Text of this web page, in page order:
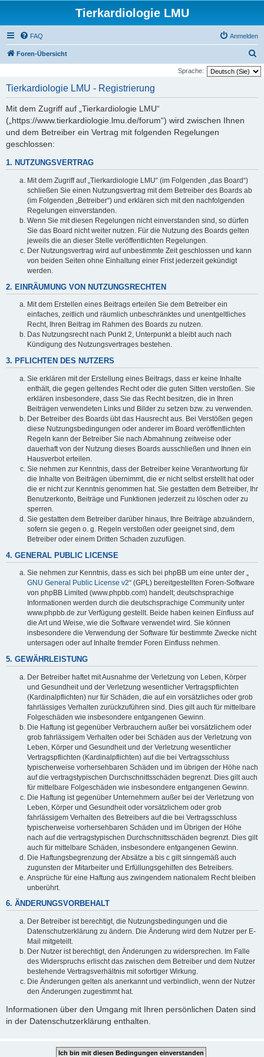
Tierkardiologie LMU
FAQ Anmelden
Foren-Übersicht
u
Sprache:
Tierkardiologie LMU - Registrierung
Mit dem Zugriff auf „Tierkardiologie LMU“
(„https://www.tierkardiologie.lmu.de/forum“) wird zwischen Ihnen
und dem Betreiber ein Vertrag mit folgenden Regelungen
geschlossen:
1. NUTZUNGSVERTRAG
Mit dem Zugriff auf „Tierkardiologie LMU“ (im Folgenden „das Board“)
schließen Sie einen Nutzungsvertrag mit dem Betreiber des Boards ab
(im Folgenden „Betreiber“) und erklären sich mit den nachfolgenden
Regelungen einverstanden.
Wenn Sie mit diesen Regelungen nicht einverstanden sind, so dürfen
Sie das Board nicht weiter nutzen. Für die Nutzung des Boards gelten
jeweils die an dieser Stelle veröffentlichten Regelungen.
Der Nutzungsvertrag wird auf unbestimmte Zeit geschlossen und kann
von beiden Seiten ohne Einhaltung einer Frist jederzeit gekündigt
werden.
2. EINRÄUMUNG VON NUTZUNGSRECHTEN
Mit dem Erstellen eines Beitrags erteilen Sie dem Betreiber ein
einfaches, zeitlich und räumlich unbeschränktes und unentgeltliches
Recht, Ihren Beitrag im Rahmen des Boards zu nutzen.
Das Nutzungsrecht nach Punkt 2, Unterpunkt a bleibt auch nach
Kündigung des Nutzungsvertrages bestehen.
3. PFLICHTEN DES NUTZERS
Sie erklären mit der Erstellung eines Beitrags, dass er keine Inhalte
enthält, die gegen geltendes Recht oder die guten Sitten verstoßen. Sie
erklären insbesondere, dass Sie das Recht besitzen, die in Ihren
Beiträgen verwendeten Links und Bilder zu setzen bzw. zu verwenden.
Der Betreiber des Boards übt das Hausrecht aus. Bei Verstößen gegen
diese Nutzungsbedingungen oder anderer im Board veröffentlichten
Regeln kann der Betreiber Sie nach Abmahnung zeitweise oder
dauerhaft von der Nutzung dieses Boards ausschließen und Ihnen ein
Hausverbot erteilen.
Sie nehmen zur Kenntnis, dass der Betreiber keine Verantwortung für
die Inhalte von Beiträgen übernimmt, die er nicht selbst erstellt hat oder
die er nicht zur Kenntnis genommen hat. Sie gestatten dem Betreiber, Ihr
Benutzerkonto, Beiträge und Funktionen jederzeit zu löschen oder zu
sperren.
Sie gestatten dem Betreiber darüber hinaus, Ihre Beiträge abzuändern,
sofern sie gegen o. g. Regeln verstoßen oder geeignet sind, dem
Betreiber oder einem Dritten Schaden zuzufügen.
4. GENERAL PUBLIC LICENSE
Sie nehmen zur Kenntnis, dass es sich bei phpBB um eine unter der „
GNU General Public License v2“ (GPL) bereitgestellten Foren-Software
von phpBB Limited (www.phpbb.com) handelt; deutschsprachige
Informationen werden durch die deutschsprachige Community unter
www.phpbb.de zur Verfügung gestellt. Beide haben keinen Einfluss auf
die Art und Weise, wie die Software verwendet wird. Sie können
insbesondere die Verwendung der Software für bestimmte Zwecke nicht
untersagen oder auf Inhalte fremder Foren Einfluss nehmen.
5. GEWÄHRLEISTUNG
Der Betreiber haftet mit Ausnahme der Verletzung von Leben, Körper
und Gesundheit und der Verletzung wesentlicher Vertragspflichten
(Kardinalpflichten) nur für Schäden, die auf ein vorsätzliches oder grob
fahrlässiges Verhalten zurückzuführen sind. Dies gilt auch für mittelbare
Folgeschäden wie insbesondere entgangenen Gewinn.
Die Haftung ist gegenüber Verbrauchern außer bei vorsätzlichem oder
grob fahrlässigem Verhalten oder bei Schäden aus der Verletzung von
Leben, Körper und Gesundheit und der Verletzung wesentlicher
Vertragspflichten (Kardinalpflichten) auf die bei Vertragsschluss
typischerweise vorhersehbaren Schäden und im übrigen der Höhe nach
auf die vertragstypischen Durchschnittsschäden begrenzt. Dies gilt auch
für mittelbare Folgeschäden wie insbesondere entgangenen Gewinn.
Die Haftung ist gegenüber Unternehmern außer bei der Verletzung von
Leben, Körper und Gesundheit oder vorsätzlichem oder grob
fahrlässigem Verhalten des Betreibers auf die bei Vertragsschluss
typischerweise vorhersehbaren Schäden und im Übrigen der Höhe
nach auf die vertragstypischen Durchschnittsschäden begrenzt. Dies gilt
auch für mittelbare Schäden, insbesondere entgangenen Gewinn.
Die Haftungsbegrenzung der Absätze a bis c gilt sinngemäß auch
zugunsten der Mitarbeiter und Erfüllungsgehilfen des Betreibers.
Ansprüche für eine Haftung aus zwingendem nationalem Recht bleiben
unberührt.
6. ÄNDERUNGSVORBEHALT
Der Betreiber ist berechtigt, die Nutzungsbedingungen und die
Datenschutzerklärung zu ändern. Die Änderung wird dem Nutzer per E-
Mail mitgeteilt.
Der Nutzer ist berechtigt, den Änderungen zu widersprechen. Im Falle
des Widerspruchs erlischt das zwischen dem Betreiber und dem Nutzer
bestehende Vertragsverhältnis mit sofortiger Wirkung.
Die Änderungen gelten als anerkannt und verbindlich, wenn der Nutzer
den Änderungen zugestimmt hat.
Informationen über den Umgang mit Ihren persönlichen Daten sind
in der Datenschutzerklärung enthalten.